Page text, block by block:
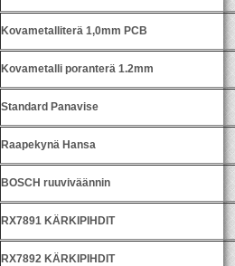
Kovametalliterä 1,0mm PCB
Kovametalli poranterä 1.2mm
Standard Panavise
Raapekynä Hansa
BOSCH ruuviväännin
RX7891 KÄRKIPIHDIT
RX7892 KÄRKIPIHDIT